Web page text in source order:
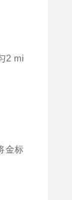
2 mi
金标